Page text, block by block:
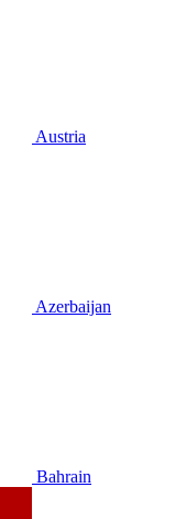
Austria
Azerbaijan
Bahrain